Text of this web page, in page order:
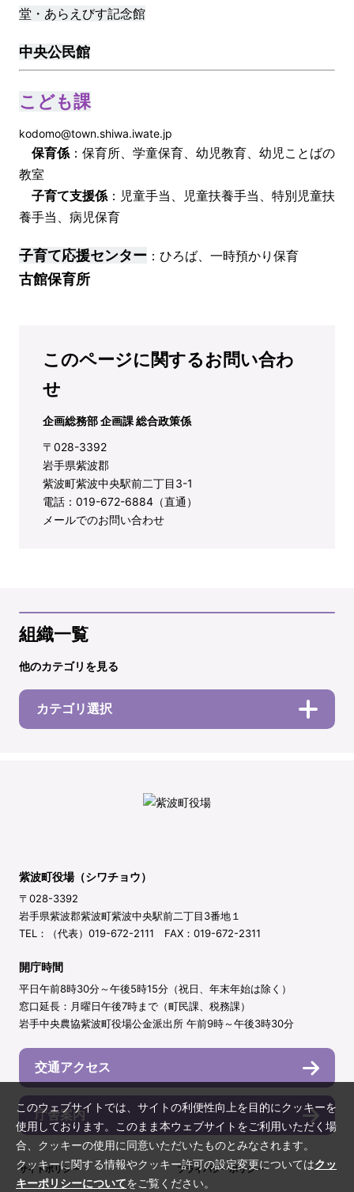
堂・あらえびす記念館
中央公民館
こども課
kodomo@town.shiwa.iwate.jp
保育係：保育所、学童保育、幼児教育、幼児ことばの
教室
子育て支援係：児童手当、児童扶養手当、特別児童扶
養手当、病児保育
子育て応援センター ：ひろば、一時預かり保育
古館保育所
このページに関するお問い合わ
せ
企画総務部 企画課 総合政策係
〒028-3392
岩手県紫波郡
紫波町紫波中央駅前二丁目3-1
電話：019-672-6884（直通）
メールでのお問い合わせ
組織一覧
他のカテゴリを見る
カテゴリ選択
紫波町役場（シワチョウ）
〒028-3392
岩手県紫波郡紫波町紫波中央駅前二丁目3番地１
TEL：（代表）019-672-2111 FAX：019-672-2311
開庁時間
平日午前8時30分～午後5時15分（祝日、年末年始は除く）
窓口延長：月曜日午後7時まで（町民課、税務課）
岩手中央農協紫波町役場公金派出所 午前9時～午後3時30分
交通アクセス
庁舎案内
サイトポリシー プライバシーポリシー
このウェブサイトでは、サイトの利便性向上を目的にクッキーを
使用しております。このまま本ウェブサイトをご利用いただく場
合、クッキーの使用に同意いただいたものとみなされます。
クッキーに関する情報やクッキー許可の設定変更についてはクッ
キーポリシーについてをご覧ください。